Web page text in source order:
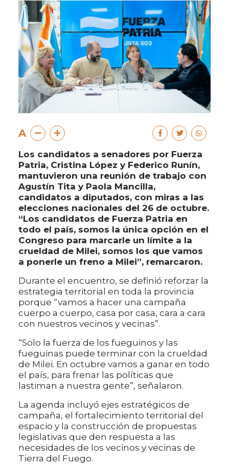
A
Los candidatos a senadores por Fuerza
Patria, Cristina López y Federico Runín,
mantuvieron una reunión de trabajo con
Agustín Tita y Paola Mancilla,
candidatos a diputados, con miras a las
elecciones nacionales del 26 de octubre.
“Los candidatos de Fuerza Patria en
todo el país, somos la única opción en el
Congreso para marcarle un límite a la
crueldad de Milei, somos los que vamos
a ponerle un freno a Milei”, remarcaron.
Durante el encuentro, se definió reforzar la
estrategia territorial en toda la provincia
porque “vamos a hacer una campaña
cuerpo a cuerpo, casa por casa, cara a cara
con nuestros vecinos y vecinas”.
“Solo la fuerza de los fueguinos y las
fueguinas puede terminar con la crueldad
de Milei. En octubre vamos a ganar en todo
el país, para frenar las políticas que
lastiman a nuestra gente”, señalaron.
La agenda incluyó ejes estratégicos de
campaña, el fortalecimiento territorial del
espacio y la construcción de propuestas
legislativas que den respuesta a las
necesidades de los vecinos y vecinas de
Tierra del Fuego.